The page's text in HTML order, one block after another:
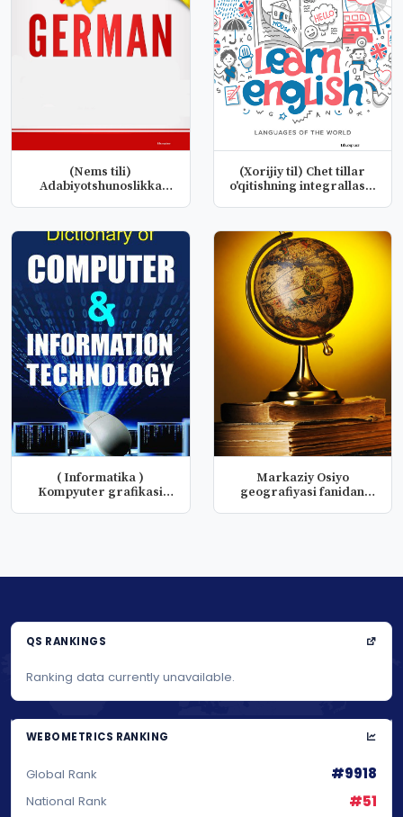
(Nems tili)
Adabiyotshunoslikka
(Xorijiy til) Chet tillar
o'qitishning integrallas...
( Informatika )
Kompyuter grafikasi
Markaziy Osiyo
geografiyasi fanidan
QS RANKINGS
Ranking data currently unavailable.
WEBOMETRICS RANKING
Global Rank #9918
National Rank #51